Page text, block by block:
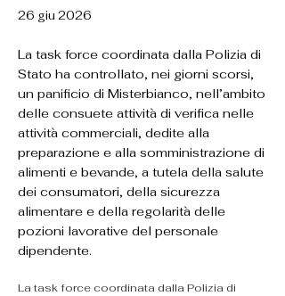
26 giu 2026
La task force coordinata dalla Polizia di
Stato ha controllato, nei giorni scorsi,
un panificio di Misterbianco, nell’ambito
delle consuete attività di verifica nelle
attività commerciali, dedite alla
preparazione e alla somministrazione di
alimenti e bevande, a tutela della salute
dei consumatori, della sicurezza
alimentare e della regolarità delle
pozioni lavorative del personale
dipendente.
La task force coordinata dalla Polizia di